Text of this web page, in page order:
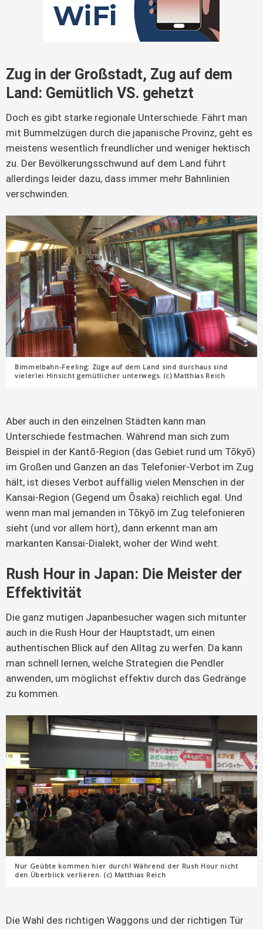
Zug in der Großstadt, Zug auf dem
Land: Gemütlich VS. gehetzt
Doch es gibt starke regionale Unterschiede. Fährt man
mit Bummelzügen durch die japanische Provinz, geht es
meistens wesentlich freundlicher und weniger hektisch
zu. Der Bevölkerungsschwund auf dem Land führt
allerdings leider dazu, dass immer mehr Bahnlinien
verschwinden.
Bimmelbahn-Feeling: Züge auf dem Land sind durchaus sind
vielerlei Hinsicht gemütlicher unterwegs. (c) Matthias Reich
Aber auch in den einzelnen Städten kann man
Unterschiede festmachen. Während man sich zum
Beispiel in der Kantō-Region (das Gebiet rund um Tōkyō)
im Großen und Ganzen an das Telefonier-Verbot im Zug
hält, ist dieses Verbot auffällig vielen Menschen in der
Kansai-Region (Gegend um Ōsaka) reichlich egal. Und
wenn man mal jemanden in Tōkyō im Zug telefonieren
sieht (und vor allem hört), dann erkennt man am
markanten Kansai-Dialekt, woher der Wind weht.
Rush Hour in Japan: Die Meister der
Effektivität
Die ganz mutigen Japanbesucher wagen sich mitunter
auch in die Rush Hour der Hauptstadt, um einen
authentischen Blick auf den Alltag zu werfen. Da kann
man schnell lernen, welche Strategien die Pendler
anwenden, um möglichst effektiv durch das Gedränge
zu kommen.
Nur Geübte kommen hier durch! Während der Rush Hour nicht
den Überblick verlieren. (c) Matthias Reich
Die Wahl des richtigen Waggons und der richtigen Tür